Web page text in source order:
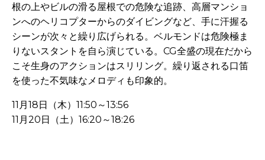
根の上やビルの滑る屋根での危険な追跡、高層マンショ
ンへのヘリコプターからのダイビングなど、手に汗握る
シーンが次々と繰り広げられる。ベルモンドは危険極ま
りないスタントを自ら演じている。CG全盛の現在だから
こそ生身のアクションはスリリング。繰り返される口笛
を使った不気味なメロディも印象的。
11月18日（木）11:50～13:56
11月20日（土）16:20～18:26